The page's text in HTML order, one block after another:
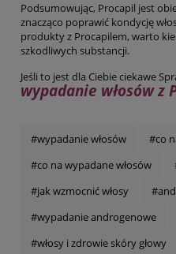
Podsumowując, Procapil jest
znacząco poprawić kondycję
produkty z Procapilem, warto
szkodliwych substancji.
Jeśli to jest dla Ciebie ciekawe
wypadanie włosów z
#wypadanie włosów
#co
#co na wypadane włosów
#jak wzmocnić włosy
#wypadanie androgenowe
#włosy i zdrowie skóry głowy